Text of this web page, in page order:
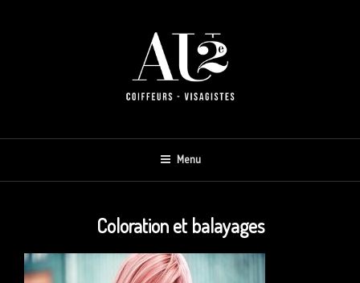
AU 2E
Menu
Coloration et balayages